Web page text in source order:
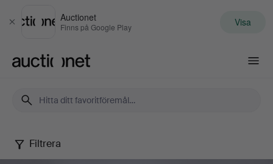
Stäng
Auctionet
Finns på Google Play Visa
Silver
Filtrera